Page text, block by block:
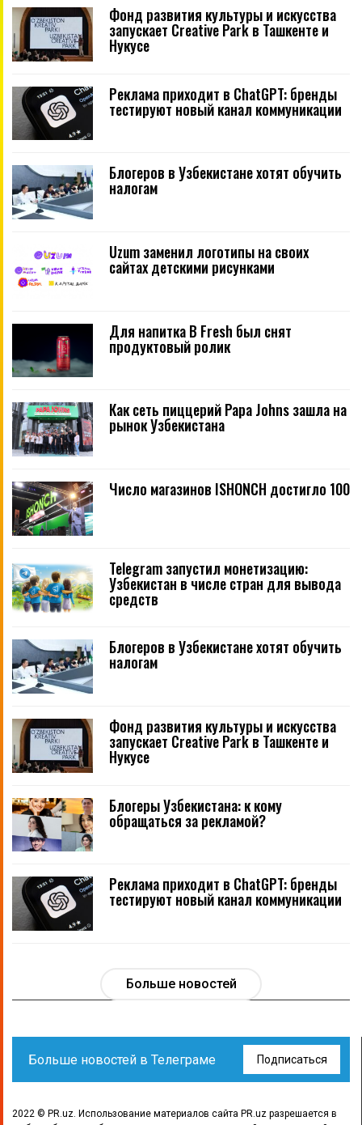
Фонд развития культуры и искусства
запускает Creative Park в Ташкенте и
Нукусе
Реклама приходит в ChatGPT: бренды
тестируют новый канал коммуникации
Блогеров в Узбекистане хотят обучить
налогам
Uzum заменил логотипы на своих
сайтах детскими рисунками
Для напитка B Fresh был снят
продуктовый ролик
Как сеть пиццерий Papa Johns зашла на
рынок Узбекистана
Число магазинов ISHONCH достигло 100
Telegram запустил монетизацию:
Узбекистан в числе стран для вывода
средств
Блогеров в Узбекистане хотят обучить
налогам
Фонд развития культуры и искусства
запускает Creative Park в Ташкенте и
Нукусе
Блогеры Узбекистана: к кому
обращаться за рекламой?
Реклама приходит в ChatGPT: бренды
тестируют новый канал коммуникации
Больше новостей
Больше новостей в Телеграме Подписаться
2022 © PR.uz. Использование материалов сайта PR.uz разрешается в